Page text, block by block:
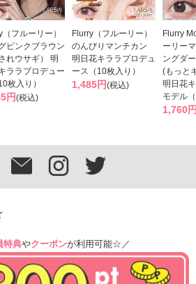
（フルーリー）
ピンクブラウン
れウサギ） 明
ララプロデュー
枚入り）
円(税込)
Flurry（フルーリー）
のんびりマンチカン
明日花キララプロデュ
ース（10枚入り）
1,485円(税込)
Flurry
ーリー
ングダ
(もっと
明日花
モデル
1,760
特典やクーポンが利用可能☆／